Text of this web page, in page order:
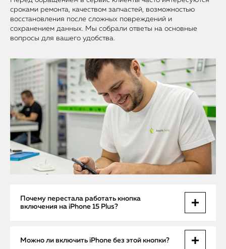
сроками ремонта, качеством запчастей, возможностью
восстановления после сложных повреждений и
сохранением данных. Мы собрали ответы на основные
вопросы для вашего удобства.
Почему перестала работать кнопка
включения на iPhone 15 Plus?
Основные причины — износ, сбой шлейфа, загрязнение,
попадание влаги или механическое повреждение после
Можно ли включить iPhone без этой кнопки?